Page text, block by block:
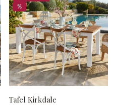
%
%
Tafel Kirkdale